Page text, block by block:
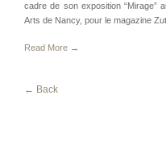
cadre de son exposition “Mirage”
Arts de Nancy, pour le magazine
Read More →
← Back